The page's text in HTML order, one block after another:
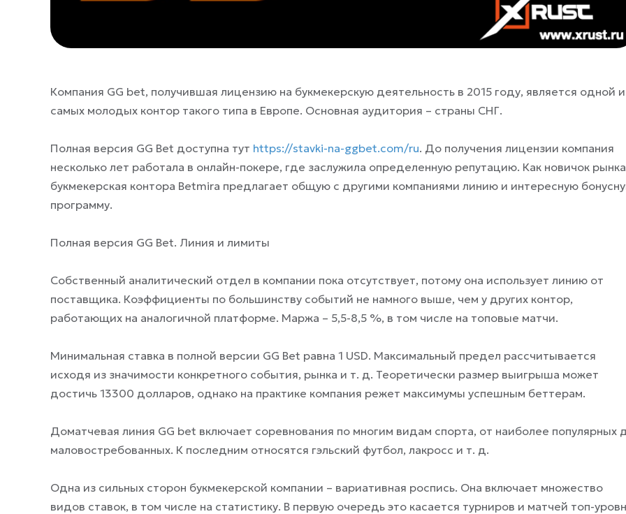
Компания GG bet, получившая лицензию на букмекерскую деятельность в 2015 году, является одной
самых молодых контор такого типа в Европе. Основная аудитория – страны СНГ.
Полная версия GG Bet доступна тут https://stavki-na-ggbet.com/ru. До получения лицензии компания
несколько лет работала в онлайн-покере, где заслужила определенную репутацию. Как новичок рынка
букмекерская контора Betmira предлагает общую с другими компаниями линию и интересную
программу.
Полная версия GG Bet. Линия и лимиты
Собственный аналитический отдел в компании пока отсутствует, потому она использует линию от
поставщика. Коэффициенты по большинству событий не намного выше, чем у других контор,
работающих на аналогичной платформе. Маржа – 5,5-8,5 %, в том числе на топовые матчи.
Минимальная ставка в полной версии GG Bet равна 1 USD. Максимальный предел рассчитывается
исходя из значимости конкретного события, рынка и т. д. Теоретически размер выигрыша может
достичь 13300 долларов, однако на практике компания режет максимумы успешным беттерам.
Доматчевая линия GG bet включает соревнования по многим видам спорта, от наиболее популярных
маловостребованных. К последним относятся гэльский футбол, лакросс и т. д.
Одна из сильных сторон букмекерской компании – вариативная роспись. Она включает множество
видов ставок, в том числе на статистику. В первую очередь это касается турниров и матчей топ-